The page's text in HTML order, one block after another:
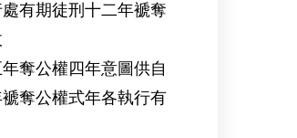
有期徒刑十二年褫奪
奪公權四年意圖供自
奪公權式年各執行有